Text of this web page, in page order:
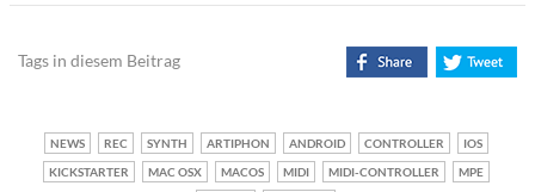
Tags in diesem Beitrag
NEWS REC SYNTH ARTIPHON ANDROID CONTROLLER
IOS
KICKSTARTER
MAC OSX MACOS MIDI MIDI-CONTROLLER
MPE